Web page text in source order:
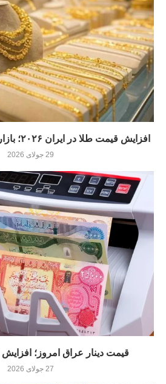
افزایش قیمت طلا در ایران ۲۰۲۶؛ بازار همچنان صعودی است
29 جولای 2026
قیمت دینار عراق امروز؛ افزایش
27 جولای 2026